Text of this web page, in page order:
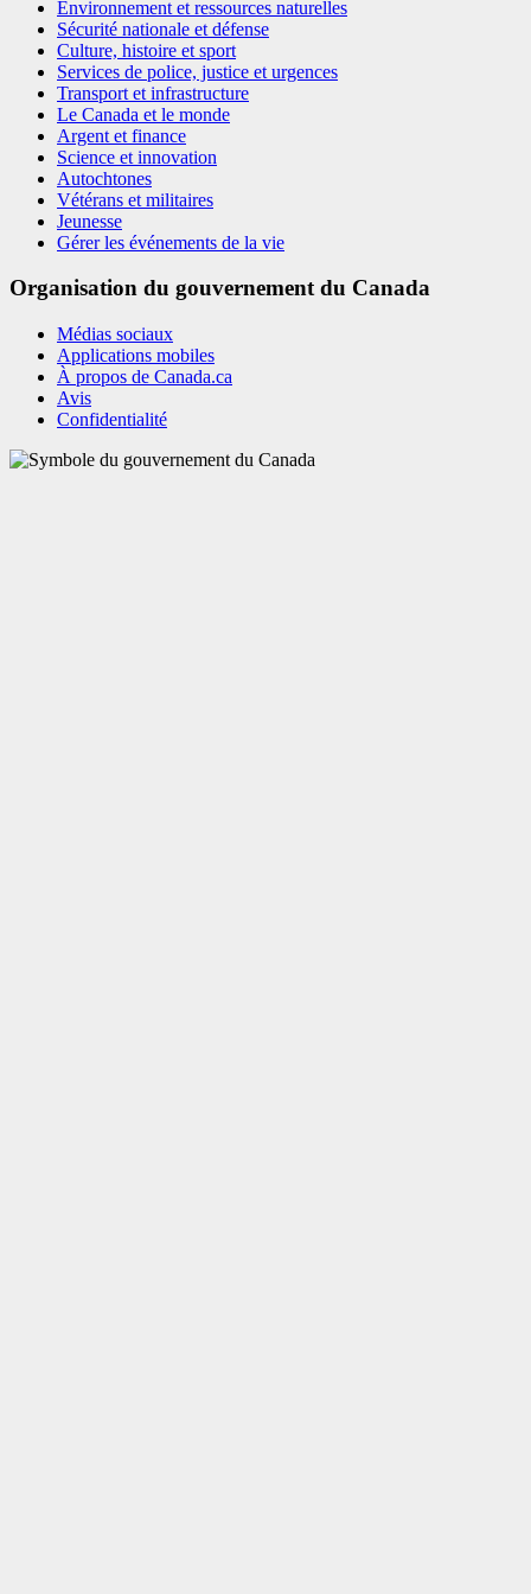
Environnement et ressources naturelles
Sécurité nationale et défense
Culture, histoire et sport
Services de police, justice et urgences
Transport et infrastructure
Le Canada et le monde
Argent et finance
Science et innovation
Autochtones
Vétérans et militaires
Jeunesse
Gérer les événements de la vie
Organisation du gouvernement du Canada
Médias sociaux
Applications mobiles
À propos de Canada.ca
Avis
Confidentialité